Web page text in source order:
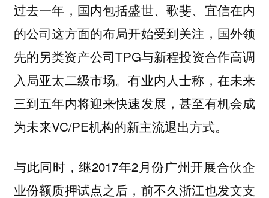
过去一年，国内包括盛世、歌斐、宜信在内
的公司这方面的布局开始受到关注，国外领
先的另类资产公司TPG与新程投资合作高调
入局亚太二级市场。有业内人士称 ，在未来
三到五年内将迎来快速发展，甚至有机会成
为未来VC/PE机构的新主流退出方式。
与此同时，继2017年2月份广州开展合伙企
业份额质押试点之后，前不久浙江也发文支